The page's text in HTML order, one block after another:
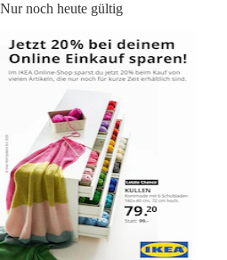
Nur noch heute gültig